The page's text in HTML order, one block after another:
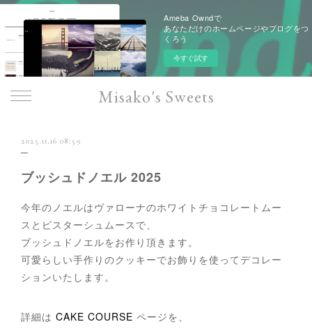
Ameba Owndで
あなただけのホームページやブログをつ
くろう
今すぐ試す
Misako's Sweets
2025.11.16 08:59
ブッシュドノエル 2025
今年のノエルはヴァローナのホワイトチョコレートムー
スとピスターシュムースで、
ブッシュドノエルをお作り頂きます。
可愛らしい手作りのクッキーでお飾りを使ってデコレー
ションいたします。
詳細は CAKE COURSE ページを、